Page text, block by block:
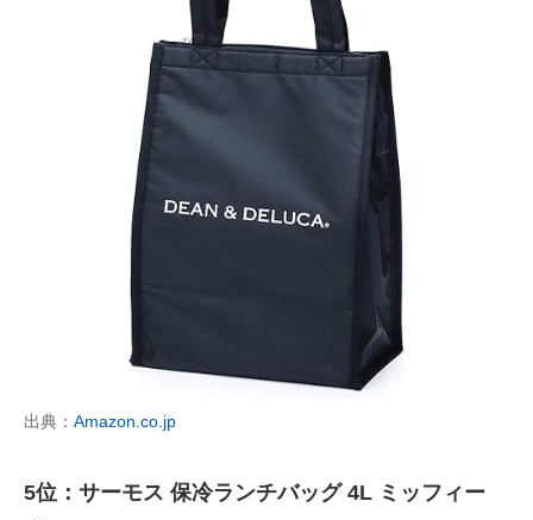
出典： Amazon.co.jp
5位：サーモス 保冷ランチバッグ 4L ミッフィー